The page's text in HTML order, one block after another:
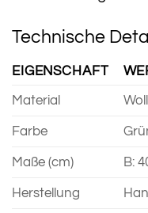
Technische
EIGENSCHAFT
Material
Farbe
Maße (cm) B:
Herstellung